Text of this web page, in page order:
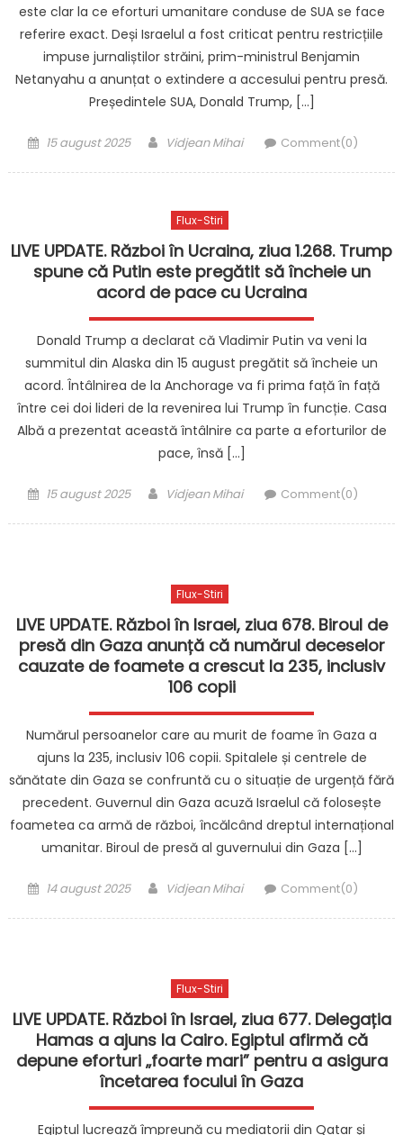
este clar la ce eforturi umanitare conduse de SUA se face
referire exact. Deși Israelul a fost criticat pentru restricțiile
impuse jurnaliștilor străini, prim-ministrul Benjamin
Netanyahu a anunțat o extindere a accesului pentru presă.
Președintele SUA, Donald Trump, […]
Posted
15 august 2025 Author
Vidjean Mihai Comment(0)
Flux-Stiri
LIVE UPDATE. Război în Ucraina, ziua 1.268. Trump
spune că Putin este pregătit să încheie un
acord de pace cu Ucraina
Donald Trump a declarat că Vladimir Putin va veni la
summitul din Alaska din 15 august pregătit să încheie un
acord. Întâlnirea de la Anchorage va fi prima față în față
între cei doi lideri de la revenirea lui Trump în funcție. Casa
Albă a prezentat această întâlnire ca parte a eforturilor de
pace, însă […]
Posted
15 august 2025 Author
Vidjean Mihai Comment(0)
Flux-Stiri
LIVE UPDATE. Război în Israel, ziua 678. Biroul de
presă din Gaza anunță că numărul deceselor
cauzate de foamete a crescut la 235, inclusiv
106 copii
Numărul persoanelor care au murit de foame în Gaza a
ajuns la 235, inclusiv 106 copii. Spitalele și centrele de
sănătate din Gaza se confruntă cu o situație de urgență fără
precedent. Guvernul din Gaza acuză Israelul că folosește
foametea ca armă de război, încălcând dreptul internațional
umanitar. Biroul de presă al guvernului din Gaza […]
Posted
14 august 2025 Author
Vidjean Mihai Comment(0)
Flux-Stiri
LIVE UPDATE. Război în Israel, ziua 677. Delegația
Hamas a ajuns la Cairo. Egiptul afirmă că
depune eforturi „foarte mari” pentru a asigura
încetarea focului în Gaza
Egiptul lucrează împreună cu mediatorii din Qatar și